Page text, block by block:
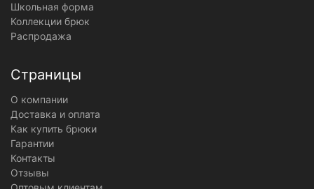
Школьная форма
Коллекции брюк
Распродажа
Страницы
О компании
Доставка и оплата
Как купить брюки
Гарантии
Контакты
Отзывы